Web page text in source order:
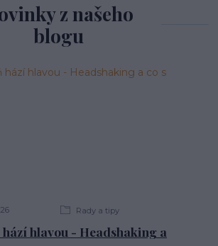
z našeho
blogu
Rady a tipy
hlavou - Headshaking a